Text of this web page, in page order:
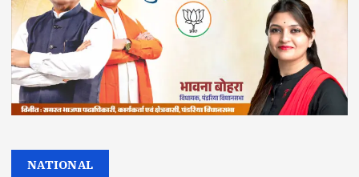
NATIONAL